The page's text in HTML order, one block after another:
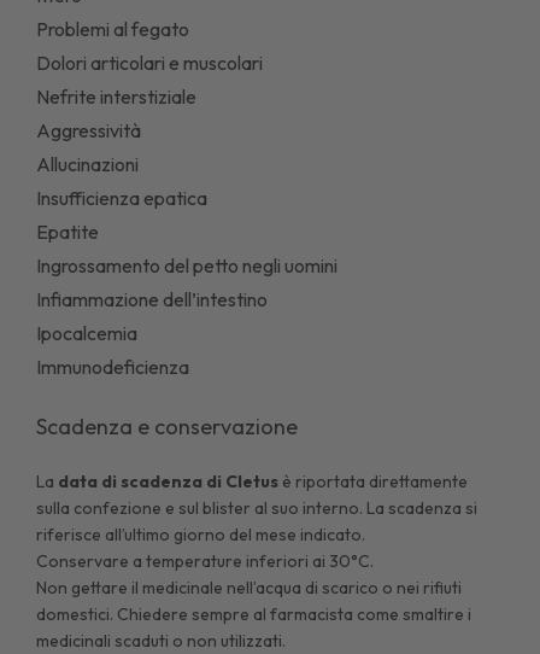
Problemi al fegato
Dolori articolari e muscolari
Nefrite interstiziale
Aggressività
Allucinazioni
Insufficienza epatica
Epatite
Ingrossamento del petto negli uomini
Infiammazione dell’intestino
Ipocalcemia
Immunodeficienza
Scadenza e conservazione
La data di scadenza di Cletus è riportata direttamente
sulla confezione e sul blister al suo interno. La scadenza si
riferisce all’ultimo giorno del mese indicato.
Conservare a temperature inferiori ai 30°C.
Non gettare il medicinale nell’acqua di scarico o nei rifiuti
domestici. Chiedere sempre al farmacista come smaltire i
medicinali scaduti o non utilizzati.